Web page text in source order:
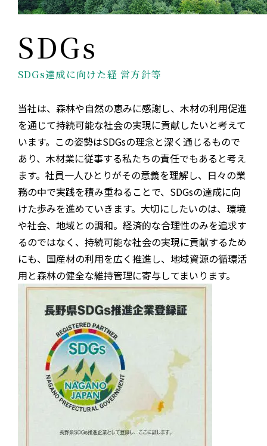
SDGs達成に向けた経 営方針等
当社は、森林や自然の恵みに感謝し、木材の利用促進
を通じて持続可能な社会の実現に貢献したいと考えて
います。この姿勢はSDGsの理念と深く通じるもので
あり、木材業に従事する私たちの責任でもあると考え
ます。社員一人ひとりがその意義を理解し、日々の業
務の中で実践を積み重ねることで、SDGsの達成に向
けた歩みを進めていきます。大切にしたいのは、環境
や社会、地域との調和。経済的な合理性のみを追求す
るのではなく、持続可能な社会の実現に貢献するため
にも、国産材の利用を広く推進し、地域資源の循環活
用と森林の健全な維持管理に寄与してまいります。